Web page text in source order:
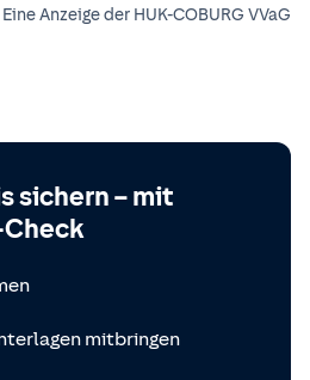
Eine Anzeige der HUK-COBURG VVaG
sichern – mit
Check
mitbringen